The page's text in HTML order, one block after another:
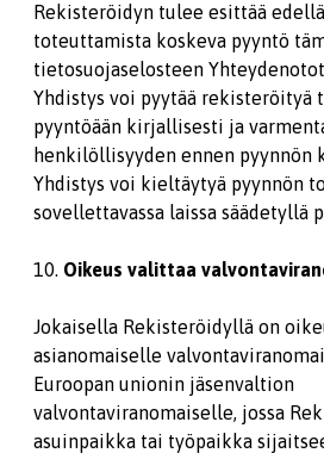
Rekisteröidyn tulee esittää
toteuttamista koskeva pyyntö
tietosuojaselosteen
Yhdistys voi pyytää rekisteröityä
pyyntöään kirjallisesti ja
henkilöllisyyden ennen pyynnön
Yhdistys voi kieltäytyä pyynnön
sovellettavassa laissa säädetyllä
10. Oikeus valittaa
Jokaisella Rekisteröidyllä on
asianomaiselle
Euroopan unionin jäsenvaltion
valvontaviranomaiselle, jossa
asuinpaikka tai työpaikka